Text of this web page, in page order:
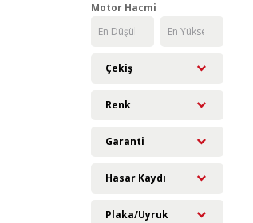
Motor Hacmi
Çekiş
Renk
Garanti
Hasar Kaydı
Plaka/Uyruk